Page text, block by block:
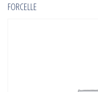
FORCELLE